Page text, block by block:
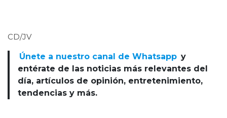
CD/JV
Únete a nuestro canal de Whatsapp y
entérate de las noticias más relevantes del
día, artículos de opinión, entretenimiento,
tendencias y más.